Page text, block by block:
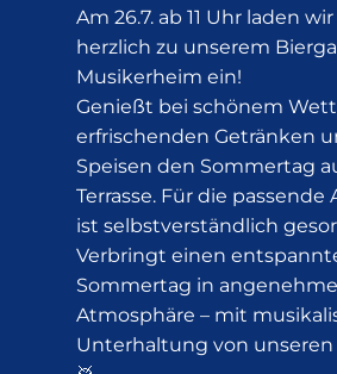
Am 26.7. ab 11 Uhr laden
herzlich zu unserem
Musikerheim ein!
Genießt bei schönem
erfrischenden Getränken
Speisen den Sommertag
Terrasse. Für die
ist selbstverständlich
Verbringt einen
Sommertag in
Atmosphäre – mit
Unterhaltung von unseren